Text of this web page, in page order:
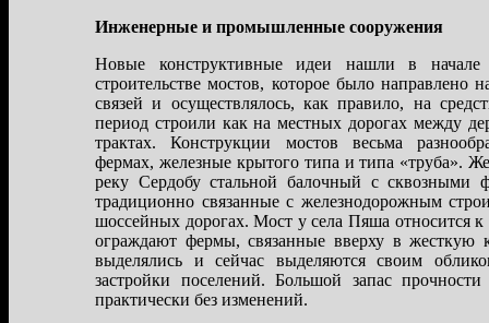
Инженерные и промышленные сооружения
Новые конструктивные идеи нашли в
строительстве мостов, которое было направлено
связей и осуществлялось, как правило, на
период строили как на местных дорогах между
трактах. Конструкции мостов весьма
фермах, железные крытого типа и типа «труба».
реку Cердобу стальной балочный с сквозными
традиционно связанные с железнодорожным
шоссейных дорогах. Мост у села Пяша относится
ограждают фермы, связанные вверху в жесткую
выделялись и сейчас выделяются своим
застройки поселений. Большой запас
практически без изменений.